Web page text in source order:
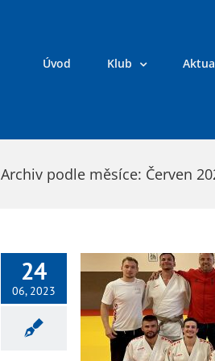
Úvod Klub
Archiv podle měsíce: Červen
24
06, 2023